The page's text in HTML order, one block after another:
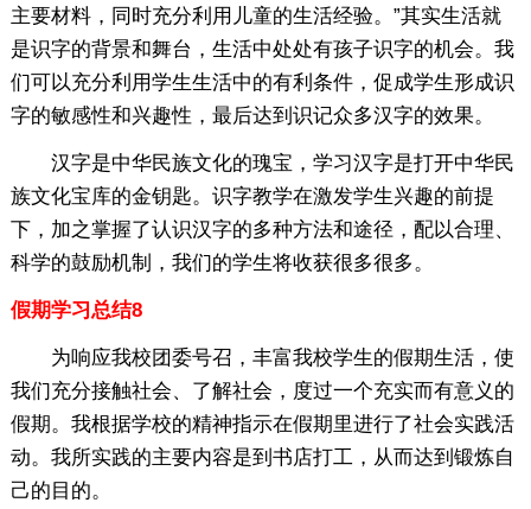
主要材料，同时充分利用儿童的生活经验。”其实生活就
是识字的背景和舞台，生活中处处有孩子识字的机会。我
们可以充分利用学生生活中的有利条件，促成学生形成识
字的敏感性和兴趣性，最后达到识记众多汉字的效果。
汉字是中华民族文化的瑰宝，学习汉字是打开中华民
族文化宝库的金钥匙。识字教学在激发学生兴趣的前提
下，加之掌握了认识汉字的多种方法和途径，配以合理、
科学的鼓励机制，我们的学生将收获很多很多。
假期学习总结8
为响应我校团委号召，丰富我校学生的假期生活，使
我们充分接触社会、了解社会，度过一个充实而有意义的
假期。我根据学校的精神指示在假期里进行了社会实践活
动。我所实践的主要内容是到书店打工，从而达到锻炼自
己的目的。